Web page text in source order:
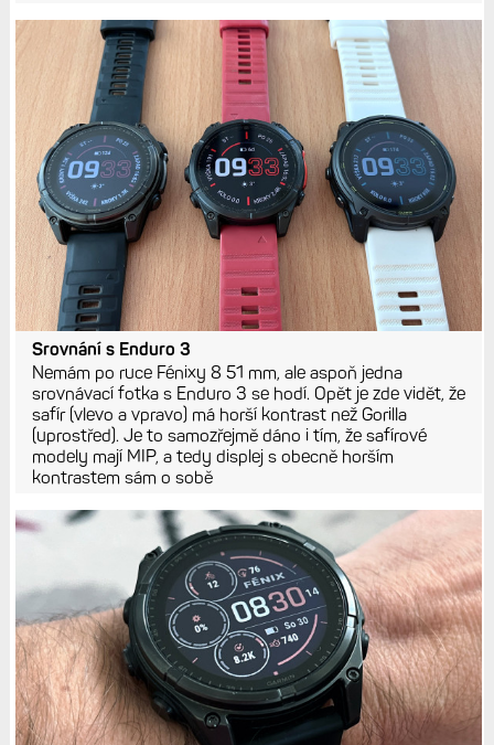
Srovnání s Enduro 3
Nemám po ruce Fénixy 8 51 mm, ale aspoň jedna
srovnávací fotka s Enduro 3 se hodí. Opět je zde vidět, že
safír (vlevo a vpravo) má horší kontrast než Gorilla
(uprostřed). Je to samozřejmě dáno i tím, že safírové
modely mají MIP, a tedy displej s obecně horším
kontrastem sám o sobě